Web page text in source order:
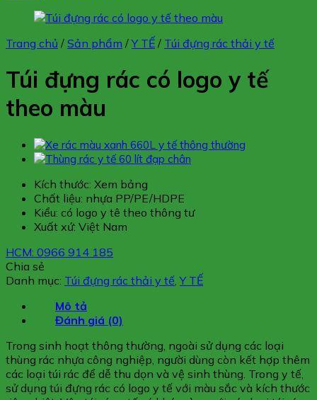
Trang chủ / Sản phẩm / Y TẾ / Túi đựng rác thải y tế
Túi đựng rác có logo y tế
theo màu
Kích thước: Xem bảng
Chất liệu: nhựa PP/PE/HDPE
Kiểu: có logo y tê theo thông tư
Xuất xứ: Việt Nam
HCM: 0966 914 185
Chia sẻ
Danh mục: Túi đựng rác thải y tế ,Y TẾ
Mô tả
Đánh giá (0)
Trong sinh hoạt thông thường, ngoài sử dụng các loại
thùng rác nhựa công nghiệp, người dùng còn kết hợp thêm
các loại túi rác để dễ thu dọn và vệ sinh thùng. Trong y tế,
sử dụng túi đựng rác có logo y tế với màu sắc và kích thước